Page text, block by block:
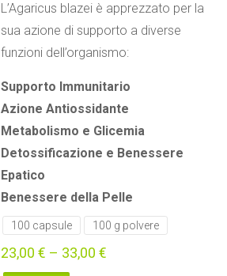
L’Agaricus blazei è apprezzato per la
sua azione di supporto a diverse
funzioni dell’organismo:
Supporto Immunitario
Azione Antiossidante
Metabolismo e Glicemia
Detossificazione e Benessere
Epatico
Benessere della Pelle
100 capsule 100 g polvere
23,00 € – 33,00 €